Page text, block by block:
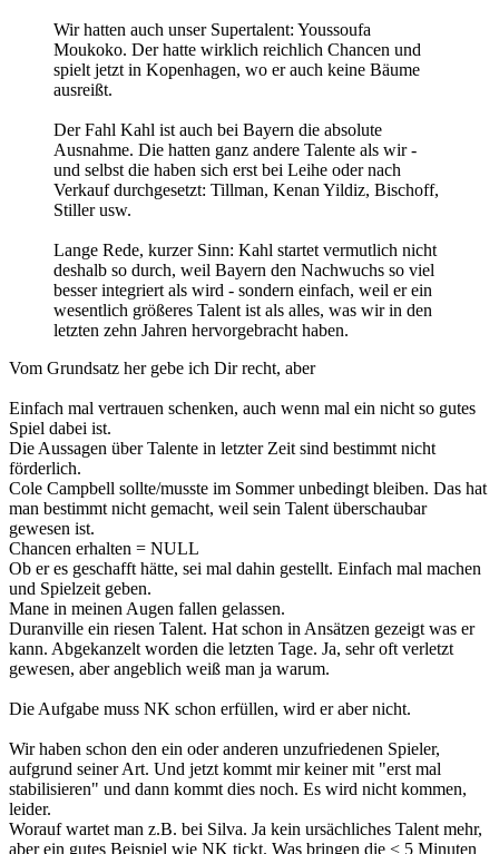
Wir hatten auch unser Supertalent: Youssoufa
Moukoko. Der hatte wirklich reichlich Chancen und
spielt jetzt in Kopenhagen, wo er auch keine Bäume
ausreißt.
Der Fahl Kahl ist auch bei Bayern die absolute
Ausnahme. Die hatten ganz andere Talente als wir -
und selbst die haben sich erst bei Leihe oder nach
Verkauf durchgesetzt: Tillman, Kenan Yildiz, Bischoff,
Stiller usw.
Lange Rede, kurzer Sinn: Kahl startet vermutlich nicht
deshalb so durch, weil Bayern den Nachwuchs so viel
besser integriert als wird - sondern einfach, weil er ein
wesentlich größeres Talent ist als alles, was wir in den
letzten zehn Jahren hervorgebracht haben.
Vom Grundsatz her gebe ich Dir recht, aber
Einfach mal vertrauen schenken, auch wenn mal ein nicht so gutes
Spiel dabei ist.
Die Aussagen über Talente in letzter Zeit sind bestimmt nicht
förderlich.
Cole Campbell sollte/musste im Sommer unbedingt bleiben. Das hat
man bestimmt nicht gemacht, weil sein Talent überschaubar
gewesen ist.
Chancen erhalten = NULL
Ob er es geschafft hätte, sei mal dahin gestellt. Einfach mal machen
und Spielzeit geben.
Mane in meinen Augen fallen gelassen.
Duranville ein riesen Talent. Hat schon in Ansätzen gezeigt was er
kann. Abgekanzelt worden die letzten Tage. Ja, sehr oft verletzt
gewesen, aber angeblich weiß man ja warum.
Die Aufgabe muss NK schon erfüllen, wird er aber nicht.
Wir haben schon den ein oder anderen unzufriedenen Spieler,
aufgrund seiner Art. Und jetzt kommt mir keiner mit "erst mal
stabilisieren" und dann kommt dies noch. Es wird nicht kommen,
leider.
Worauf wartet man z.B. bei Silva. Ja kein ursächliches Talent mehr,
aber ein gutes Beispiel wie NK tickt. Was bringen die < 5 Minuten